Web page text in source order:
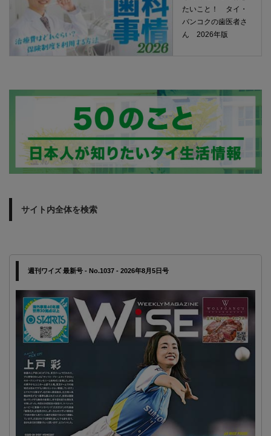
バンコクの歯医者さ
ん 2026年版
週刊ワイズ 最新号 - No.1037 - 2026年8月5日号